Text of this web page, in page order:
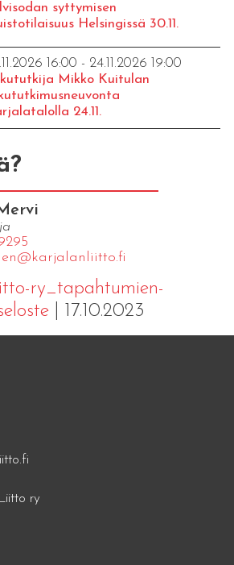
syttymisen
Helsingissä 30.11.
16:00 - 24.11.2026 19:00
Mikko Kuitulan
24.11.
ry_tapahtumien-
| 17.10.2023
ry